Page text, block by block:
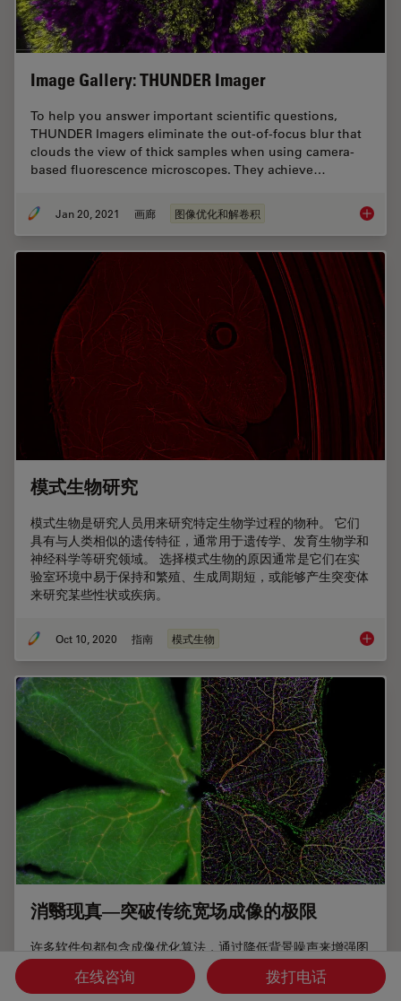
Image Gallery: THUNDER Imager
To help you answer important scientific questions,
THUNDER Imagers eliminate the out-of-focus blur that
clouds the view of thick samples when using camera-
based fluorescence microscopes. They achieve…
Jan 20, 2021 画廊 图像优化和解卷积 Image
模式生物研究
模式生物是研究人员用来研究特定生物学过程的物种。 它们
具有与人类相似的遗传特征，通常用于遗传学、发育生物学和
神经科学等研究领域。 选择模式生物的原因通常是它们在实
验室环境中易于保持和繁殖、生成周期短，或能够产生突变体
来研究某些性状或疾病。
Oct 10, 2020 指南 模式生物 模式生
消翳现真—突破传统宽场成像的极限
许多软件包都包含成像优化算法，通过降低背景噪声来增强图
像特征的对比度。从 WF 图像中去除背景噪声最常用的方法是
滚动球和滑动抛物面。近期徕卡显微系统公司推出了其自主研
在线咨询 拨打电话